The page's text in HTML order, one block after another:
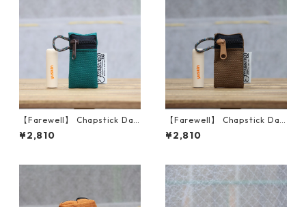
【Farewell】 Chapstick Dan
gler™ （Teal/Brown）
¥2,810
【Farewell】 Chapstick Dan
gler™ （Brown）
¥2,810